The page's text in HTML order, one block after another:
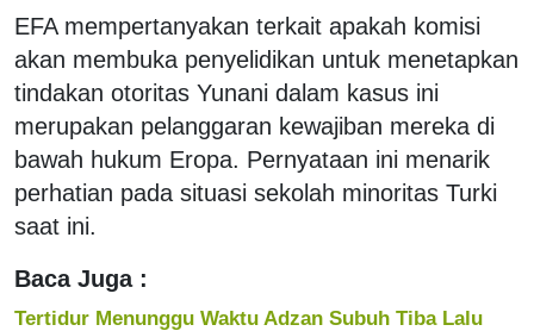
EFA mempertanyakan terkait apakah komisi
akan membuka penyelidikan untuk menetapkan
tindakan otoritas Yunani dalam kasus ini
merupakan pelanggaran kewajiban mereka di
bawah hukum Eropa. Pernyataan ini menarik
perhatian pada situasi sekolah minoritas Turki
saat ini.
Baca Juga :
Tertidur Menunggu Waktu Adzan Subuh Tiba Lalu